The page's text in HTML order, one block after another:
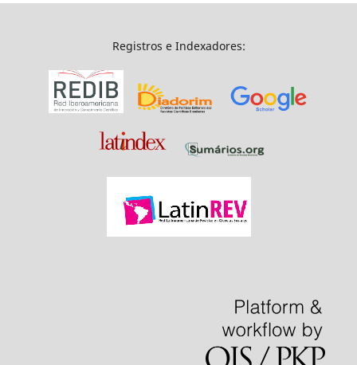
Registros e Indexadores: